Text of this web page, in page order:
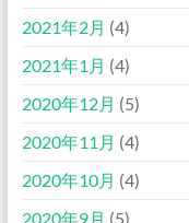
2021年2月 (4)
2021年1月 (4)
2020年12月 (5)
2020年11月 (4)
2020年10月 (4)
2020年9月 (5)